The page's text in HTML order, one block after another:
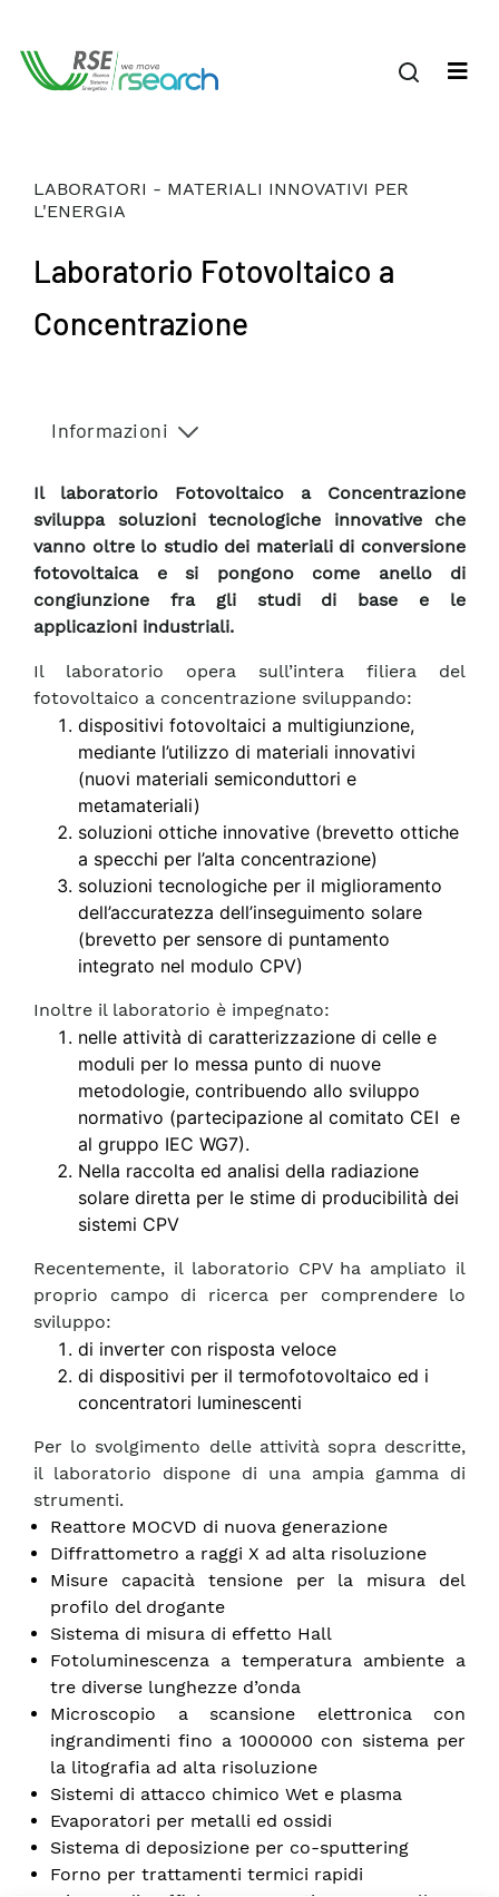
LABORATORI - MATERIALI INNOVATIVI PER
L'ENERGIA
Laboratorio Fotovoltaico a
Concentrazione
Informazioni
Il laboratorio Fotovoltaico a Concentrazione
sviluppa soluzioni tecnologiche innovative che
vanno oltre lo studio dei materiali di conversione
fotovoltaica e si pongono come anello di
congiunzione fra gli studi di base e le
applicazioni industriali.
Il laboratorio opera sull’intera filiera del
fotovoltaico a concentrazione sviluppando:
dispositivi fotovoltaici a multigiunzione,
mediante l’utilizzo di materiali innovativi
(nuovi materiali semiconduttori e
metamateriali)
soluzioni ottiche innovative (brevetto ottiche
a specchi per l’alta concentrazione)
soluzioni tecnologiche per il miglioramento
dell’accuratezza dell’inseguimento solare
(brevetto per sensore di puntamento
integrato nel modulo CPV)
Inoltre il laboratorio è impegnato:
nelle attività di caratterizzazione di celle e
moduli per lo messa punto di nuove
metodologie, contribuendo allo sviluppo
normativo (partecipazione al comitato CEI e
al gruppo IEC WG7).
Nella raccolta ed analisi della radiazione
solare diretta per le stime di producibilità dei
sistemi CPV
Recentemente, il laboratorio CPV ha ampliato il
proprio campo di ricerca per comprendere lo
sviluppo:
di inverter con risposta veloce
di dispositivi per il termofotovoltaico ed i
concentratori luminescenti
Per lo svolgimento delle attività sopra descritte,
il laboratorio dispone di una ampia gamma di
strumenti.
Reattore MOCVD di nuova generazione
Diffrattometro a raggi X ad alta risoluzione
Misure capacità tensione per la misura del
profilo del drogante
Sistema di misura di effetto Hall
Fotoluminescenza a temperatura ambiente a
tre diverse lunghezze d’onda
Microscopio a scansione elettronica con
ingrandimenti fino a 1000000 con sistema per
la litografia ad alta risoluzione
Sistemi di attacco chimico Wet e plasma
Evaporatori per metalli ed ossidi
Sistema di deposizione per co-sputtering
Forno per trattamenti termici rapidi